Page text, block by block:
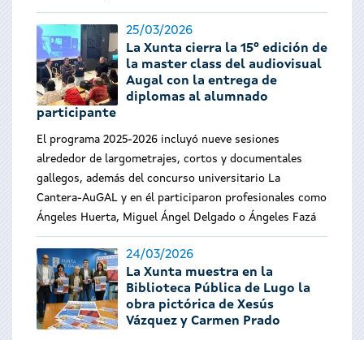
25/03/2026
La Xunta cierra la 15º edición de
la master class del audiovisual
Augal con la entrega de
diplomas al alumnado
participante
El programa 2025-2026 incluyó nueve sesiones
alrededor de largometrajes, cortos y documentales
gallegos, además del concurso universitario La
Cantera-AuGAL y en él participaron profesionales como
Ángeles Huerta, Miguel Ángel Delgado o Ángeles Fazá
24/03/2026
La Xunta muestra en la
Biblioteca Pública de Lugo la
obra pictórica de Xesús
Vázquez y Carmen Prado